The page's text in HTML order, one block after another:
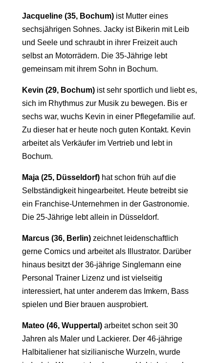
Jacqueline (35, Bochum)ist Mutter eines
sechsjährigen Sohnes. Jacky ist Bikerin mit Leib
und Seele und schraubt in ihrer Freizeit auch
selbst an Motorrädern. Die 35-Jährige lebt
gemeinsam mit ihrem Sohn in Bochum.
Kevin (29, Bochum)ist sehr sportlich und liebt es,
sich im Rhythmus zur Musik zu bewegen. Bis er
sechs war, wuchs Kevin in einer Pflegefamilie auf.
Zu dieser hat er heute noch guten Kontakt. Kevin
arbeitet als Verkäufer im Vertrieb und lebt in
Bochum.
Maja (25, Düsseldorf)hat schon früh auf die
Selbständigkeit hingearbeitet. Heute betreibt sie
ein Franchise-Unternehmen in der Gastronomie.
Die 25-Jährige lebt allein in Düsseldorf.
Marcus (36, Berlin)zeichnet leidenschaftlich
gerne Comics und arbeitet als Illustrator. Darüber
hinaus besitzt der 36-jährige Singlemann eine
Personal Trainer Lizenz und ist vielseitig
interessiert, hat unter anderem das Imkern, Bass
spielen und Bier brauen ausprobiert.
Mateo (46, Wuppertal)arbeitet schon seit 30
Jahren als Maler und Lackierer. Der 46-jährige
Halbitaliener hat sizilianische Wurzeln, wurde